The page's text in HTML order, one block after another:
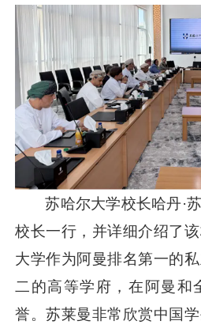
苏哈尔大学校长哈丹·
校长一行，并详细介绍了
大学作为阿曼排名第一的
二的高等学府，在阿曼和
誉。苏莱曼非常欣赏中国